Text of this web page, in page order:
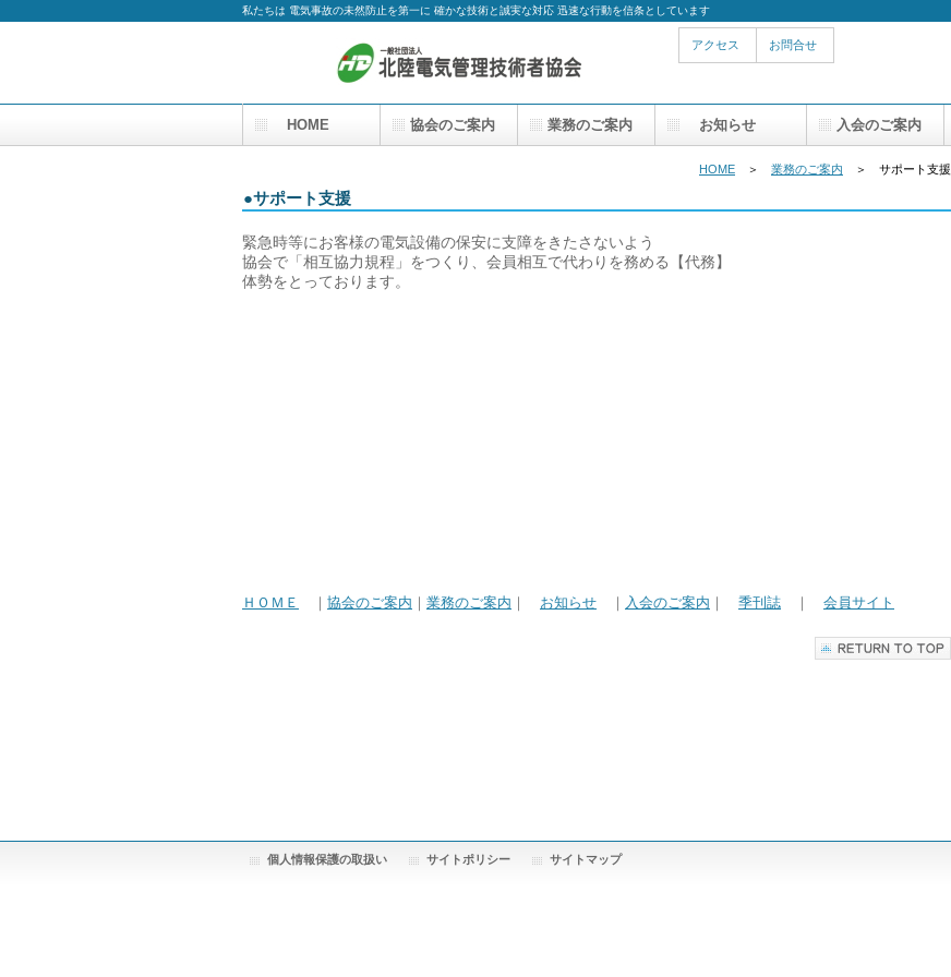
私たちは 電気事故の未然防止を第一に 確かな技術と誠実な対応 迅速な行動を信条としています
アクセス お問合せ
HOME ＞ 業務のご案内 ＞ サポート支援
●サポート支援
緊急時等にお客様の電気設備の保安に支障をきたさないよう
協会で「相互協力規程」をつくり、会員相互で代わりを務める【代務】
体勢をとっております。
ＨＯＭＥ ｜ 協会のご案内 ｜ 業務のご案内 ｜ お知らせ ｜ 入会のご案内 ｜ 季刊誌 ｜ 会員サイト
HOME 協会のご案内 業務のご案内 お知らせ 入会のご案内
個人情報保護の取扱い サイトポリシー サイトマップ